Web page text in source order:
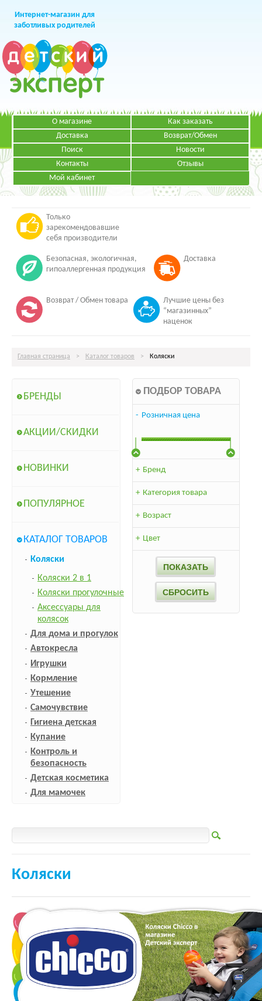
Интернет-магазин для
заботливых родителей
+7 (499)391-49-83Телефон в Москве
Режим работы:
Пн-Пт: с 09.00 до 19.00
НАПИСАТЬ ПИСЬМО
О магазине
Как заказать
Доставка
Возврат/Обмен
Поиск
Новости
Контакты
Отзывы
Мой кабинет
Только
зарекомендовавшие
себя производители
Безопасная, экологичная,
гипоаллергенная продукция
Доставка
Возврат / Обмен товара
Лучшие цены без
“магазинных”
наценок
Главная страница > Каталог товаров > Коляски
БРЕНДЫ
АКЦИИ/СКИДКИ
НОВИНКИ
ПОПУЛЯРНОЕ
КАТАЛОГ ТОВАРОВ
Коляски
Коляски 2 в 1
Коляски прогулочные
Аксессуары для
колясок
Для дома и прогулок
Автокресла
Игрушки
Кормление
Утешение
Самочувствие
Гигиена детская
Купание
Контроль и
безопасность
Детская косметика
Для мамочек
ПОДБОР ТОВАРА
- Розничная цена
+ Бренд
+ Категория товара
+ Возраст
+ Цвет
Коляски